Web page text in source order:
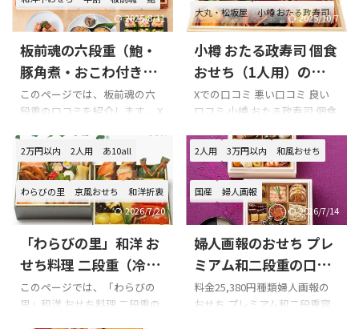
2025/8/11
板前魂の六段重（鮑・
豚角煮・おこわ付き）
の口コミをまとめてみ
ました!!!
このページでは、板前魂の六
段重の口コミを紹介します。 X
コミ 板前魂の六段重を購入の
際の参考に是非どうぞ!!! 板前魂
の六段重のXでの口コミ 明けま
しておめでとうございます
この度はご注文いただき誠
に有難うございます
ツイー
トもありがとうございます
六段重のインパクトすごい
たけのこ-J様にとって希
望に満ちた一年となり ...
大丸・松坂屋 小樽 おたる政寿司
2025/10/7
小樽 おたる政寿司 個食
おせち（1人用）の口コ
ミをまとめてみまし
た!!!
Xでの口コミ 悪い口コミ 良い
口コミ 小樽 おたる政寿司 個食
参考に是非どうぞ!!! 「小樽 お
たる政寿司 個食おせち（1人
用）」のXでの口コミ あけまし
ておめでとうございます！！1
日はお店のおせちチェックか
らはじまります。黒豆、きんと
ん、伊達巻、煮物、チェック
ポイントは結構たくさんあり
ますが、バッチリでした^_^ひ
と安心中でもトキシラズの骨
2万円以内 2人用 あ10all
わらびの里 京風おせち
和洋折衷
2026/7/20
「わらびの里」和洋 お
せち料理 二段重（冷
凍）の口コミをまとめ
てみました!!!
このページでは、「わらびの
里」和洋 おせち料理 二段重の
2人用 3万円以内 和風おせち
国産
婦人画報
2026/7/14
婦人画報のおせち プレ
ミアム和二段重の口コ
ミをまとめてみまし
た!!!
料金25,380円種類婦人画報の
おせち プレミアム和二段重容